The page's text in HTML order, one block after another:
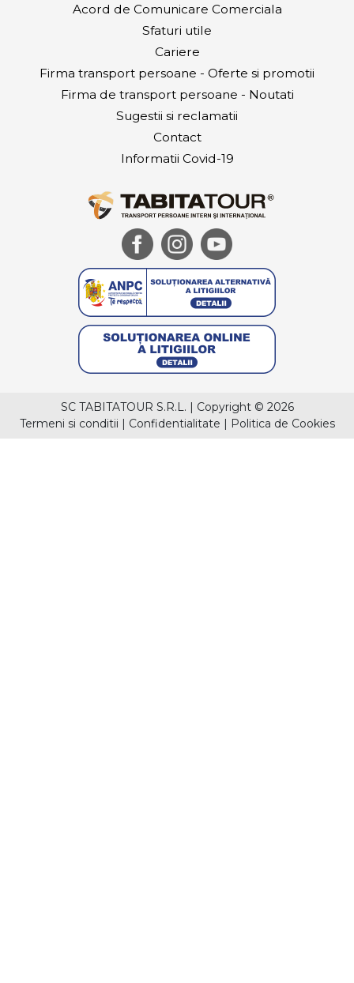
Acord de Comunicare Comerciala
Sfaturi utile
Cariere
Firma transport persoane - Oferte si promotii
Firma de transport persoane - Noutati
Sugestii si reclamatii
Contact
Informatii Covid-19
SC TABITATOUR S.R.L. | Copyright © 2026
Termeni si conditii | Confidentialitate | Politica de Cookies